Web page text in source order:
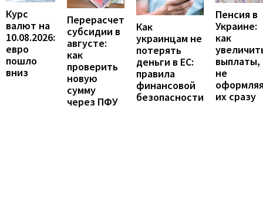
Курс
валют на
10.08.2026:
евро
пошло
вниз
Перерасчет
субсидии в
августе:
как
проверить
новую
сумму
через ПФУ
Как
украинцам не
потерять
деньги в ЕС:
правила
финансовой
безопасности
Пенсия в
Украине:
как
выплаты,
не
их сразу